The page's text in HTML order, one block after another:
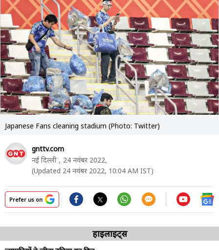
Japanese Fans cleaning stadium (Photo: Twitter)
gnttv.com
नई दिल्ली , 24 नवंबर 2022,
(Updated 24 नवंबर 2022, 10:04 AM IST)
Prefer us on
हाइलाइट्स